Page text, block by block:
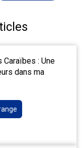
Caraïbes : Une
dans ma